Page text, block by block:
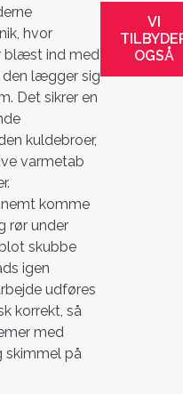
hvor
blæst ind med
den lægger sig
Det sikrer en
kuldebroer,
varmetab
komme
rør under
skubbe
igen
udføres
korrekt, så
med
skimmel på
VI
OGSÅ